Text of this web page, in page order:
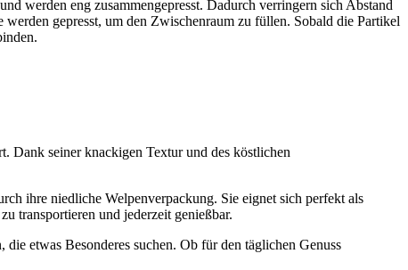
werden eng zusammengepresst. Dadurch verringern sich Abstand
gepresst, um den Zwischenraum zu füllen. Sobald die Partikel
Dank seiner knackigen Textur und des köstlichen
ihre niedliche Welpenverpackung. Sie eignet sich perfekt als
transportieren und jederzeit genießbar.
etwas Besonderes suchen. Ob für den täglichen Genuss